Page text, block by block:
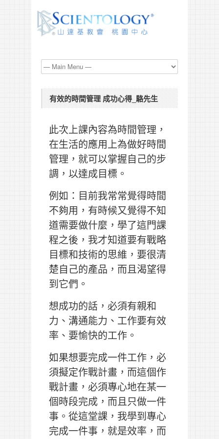
有效的時間管理 成功心得_駱先生
此次上課內容為時間管理，
在生活的應用上為做好時間
管理，就可以掌握自己的步
調，以達成目標。
例如：目前我常常覺得時間
不夠用，有時候又覺得不知
道需要做什麼，學了這門課
程之後，我才知道要有戰略
目標和技術的思維，要很清
楚自己的產品，而且渴望得
到它們。
想成功的話，必須有親和
力、溝通能力、工作要有效
率、要愉快的工作。
如果想要完成一件工作，必
須擬定作戰計畫，而這個作
戰計畫，必須專心地在某一
個時段完成，而且只做一件
事。從這堂課，我學到專心
完成一件事，就是效率，而